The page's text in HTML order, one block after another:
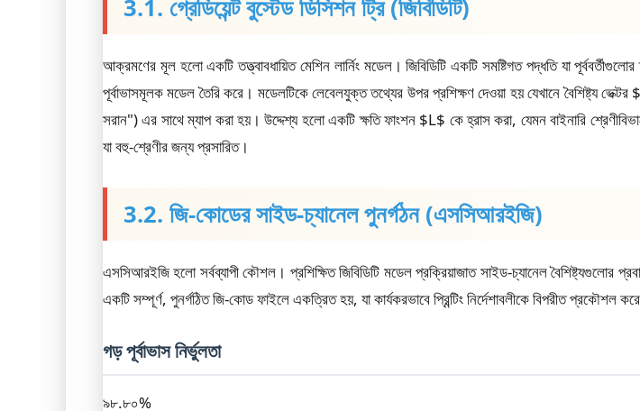
3.1. গ্রেডিয়েন্ট বুস্টেড ডিসিশন ট্রি (জিবিডিটি)
আক্রমণের মূল হলো একটি তত্ত্বাবধায়িত মেশিন লার্নিং মডেল। জিবিডিটি একটি সমষ্টিগত পদ্ধতি যা
পূর্বাভাসমূলক মডেল তৈরি করে। মডেলটিকে লেবেলযুক্ত তথ্যের উপর প্রশিক্ষণ দেওয়া হয় যেখানে বৈশিষ্ট্য
সরান") এর সাথে ম্যাপ করা হয়। উদ্দেশ্য হলো একটি ক্ষতি ফাংশন $L$ কে হ্রাস করা, যেমন
যা বহু-শ্রেণীর জন্য প্রসারিত।
3.2. জি-কোডের সাইড-চ্যানেল পুনর্গঠন (এসসিআরইজি)
এসসিআরইজি হলো সর্বব্যাপী কৌশল। প্রশিক্ষিত জিবিডিটি মডেল প্রক্রিয়াজাত সাইড-চ্যানেল
একটি সম্পূর্ণ, পুনর্গঠিত জি-কোড ফাইলে একত্রিত হয়, যা কার্যকরভাবে প্রিন্টিং নির্দেশাবলীকে বিপরীত প্রকৌশল
গড় পূর্বাভাস নির্ভুলতা
৯৮.৮০%